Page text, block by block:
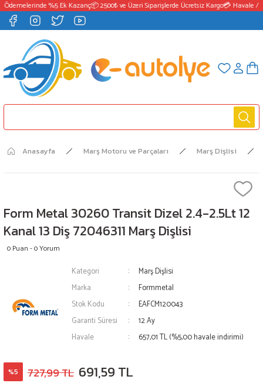
%5 Ek Kazanç📦 2500₺ ve Üzeri Siparişlerde Ücretsiz Kargo💳 Havale /
Anasayfa Marş Motoru ve Parçaları Marş Dişlisi
Form Metal 30260 Transit Dizel 2.4-2.5Lt 12
Kanal 13 Diş 72046311 Marş Dişlisi
0 Puan - 0 Yorum
Kategori
Marş Dişlisi
Marka
Formmetal
Stok Kodu
EAFCM120043
Garanti Süresi
12 Ay
Havale
657,01 TL (%5,00 havale indirimi)
%5 727,99 TL 691,59 TL